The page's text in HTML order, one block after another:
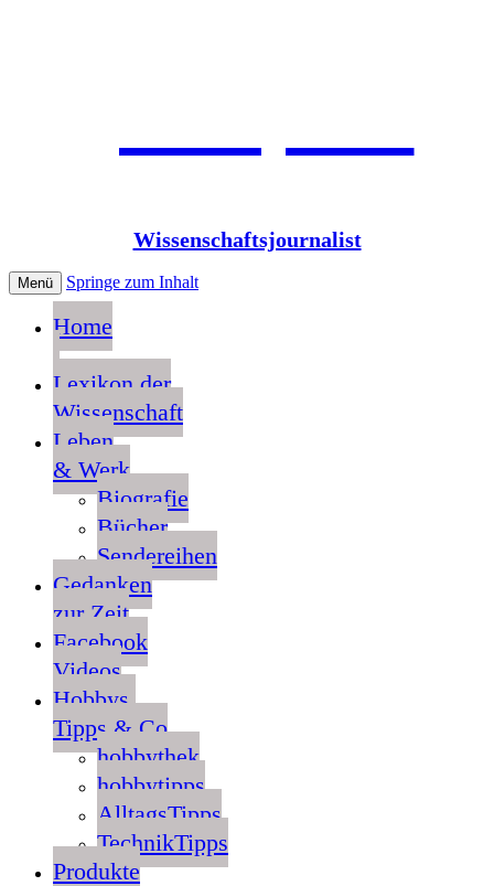
Jean Pütz
Wissenschaftsjournalist
Menü Springe zum Inhalt
Home
Lexikon der
Wissenschaft
Leben
& Werk
Biografie
Bücher
Sendereihen
Gedanken
zur Zeit
Facebook
Videos
Hobbys,
Tipps & Co
hobbythek
hobbytipps
AlltagsTipps
TechnikTipps
Produkte